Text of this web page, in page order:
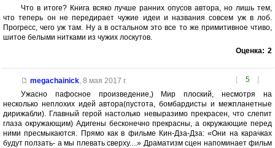
Что в итоге? Книга всяко лучше ранних опусов автора, но лишь тем,
что теперь он не передирает чужие идеи и названия совсем уж в лоб.
Прогресс, чего уж там. Ну а в остальном это все то же примитивное чтиво,
шитое белыми нитками из чужих лоскутов.
Оценка: 2
[ 5 ]
megachainick, 8 мая 2017 г.
Ужасно пафосное произведение,) Мир плоский, несмотря на
несколько неплохих идей автора(пустота, бомбардисты и межпланетные
дирижабли). Главный герой настолько невыразимо прекрасен, что слепит
глаза окружающим) Адигены бесконечно прекрасны, а окружающие перед
ними пресмыкаются. Прямо как в фильме Кин-Дза-Дза: «Они на карачках
будут ползать- а мы плевать сверху....» Драматизм сцен напоминает фильм